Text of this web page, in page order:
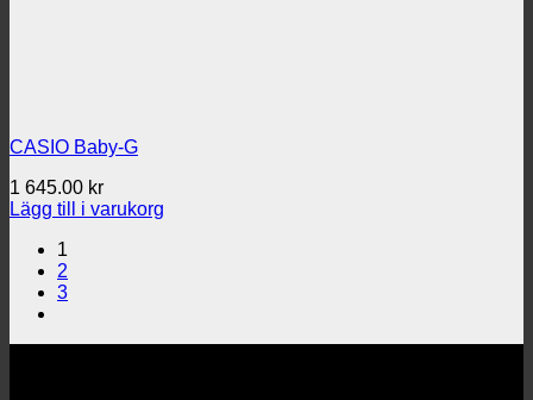
CASIO Baby-G
1 645.00 kr
Lägg till i varukorg
1
2
3